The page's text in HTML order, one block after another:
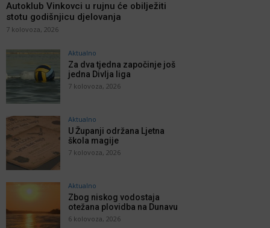
Autoklub Vinkovci u rujnu će obilježiti
stotu godišnjicu djelovanja
7 kolovoza, 2026
Aktualno
Za dva tjedna započinje još
jedna Divlja liga
7 kolovoza, 2026
Aktualno
U Županji održana Ljetna
škola magije
7 kolovoza, 2026
Aktualno
Zbog niskog vodostaja
otežana plovidba na Dunavu
6 kolovoza, 2026